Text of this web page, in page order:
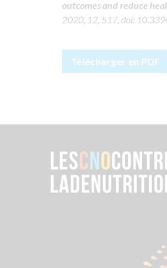
outcomes and reduce
2020, 12, 517, doi:
Télécharger en PDF